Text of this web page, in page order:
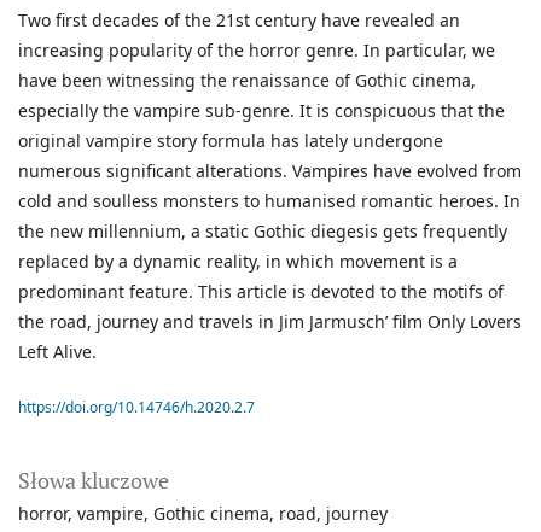
Słowa kluczowe
horror vampire Gothic cinema road journey
Two first decades of the 21st century have revealed an
increasing popularity of the horror genre. In particular, we
have been witnessing the renaissance of Gothic cinema,
especially the vampire sub-genre. It is conspicuous that the
original vampire story formula has lately undergone
numerous significant alterations. Vampires have evolved from
cold and soulless monsters to humanised romantic heroes. In
the new millennium, a static Gothic diegesis gets frequently
replaced by a dynamic reality, in which movement is a
predominant feature. This article is devoted to the motifs of
the road, journey and travels in Jim Jarmusch’ film Only Lovers
Left Alive.
https://doi.org/10.14746/h.2020.2.7